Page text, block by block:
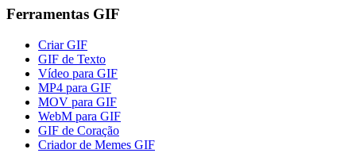
Ferramentas GIF
Criar GIF
GIF de Texto
Vídeo para GIF
MP4 para GIF
MOV para GIF
WebM para GIF
GIF de Coração
Criador de Memes GIF